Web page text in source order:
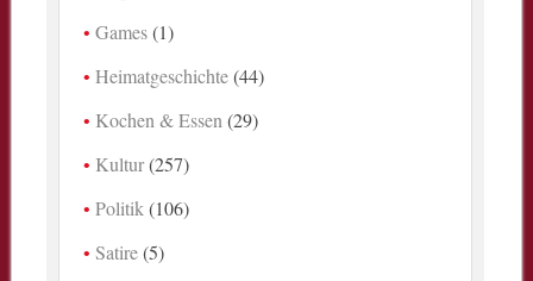
Games(1)
Heimatgeschichte(44)
Kochen & Essen (29)
Kultur(257)
Politik (106)
Satire(5)